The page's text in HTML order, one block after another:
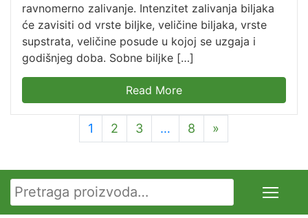
ravnomerno zalivanje. Intenzitet zalivanja biljaka
će zavisiti od vrste biljke, veličine biljaka, vrste
supstrata, veličine posude u kojoj se uzgaja i
godišnjeg doba. Sobne biljke […]
Read More
1 2 3 … 8 »
Pretraga za: